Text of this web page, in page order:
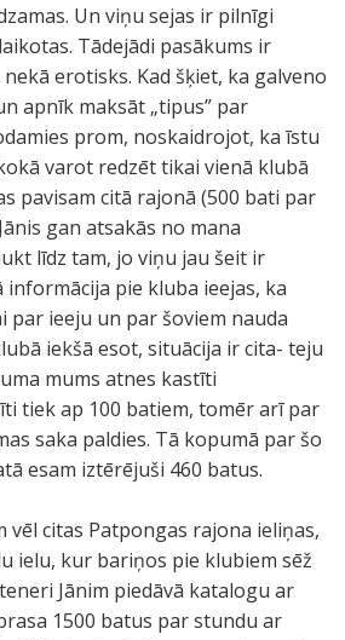
Un viņu sejas ir pilnīgi
Tādejādi pasākums ir
erotisks. Kad šķiet, ka galveno
apnīk maksāt „tipus” par
prom, noskaidrojot, ka īstu
varot redzēt tikai vienā klubā
pavisam citā rajonā (500 bati par
gan atsakās no mana
līdz tam, jo viņu jau šeit ir
pie kluba ieejas, ka
par ieeju un par šoviem nauda
iekšā esot, situācija ir cita- teju
mums atnes kastīti
tiek ap 100 batiem, tomēr arī par
saka paldies. Tā kopumā par šo
esam iztērējuši 460 batus.
vēl citas Patpongas rajona ieliņas,
ielu, kur bariņos pie klubiem sēž
Jānim piedāvā katalogu ar
1500 batus par stundu ar